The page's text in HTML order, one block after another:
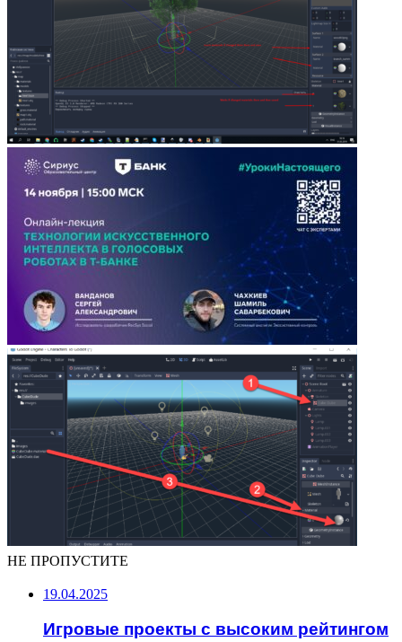
НЕ ПРОПУСТИТЕ
19.04.2025
Игровые проекты с высоким рейтингом